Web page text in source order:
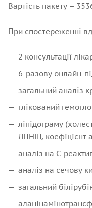
Вартість пакету –
При спостереженні
2 консультації
6-разову онлайн-
загальний аналіз
глікований
ліпідограму
ЛПНЩ, коефіцієнт
аналіз на С-
аналіз на сечову
загальний